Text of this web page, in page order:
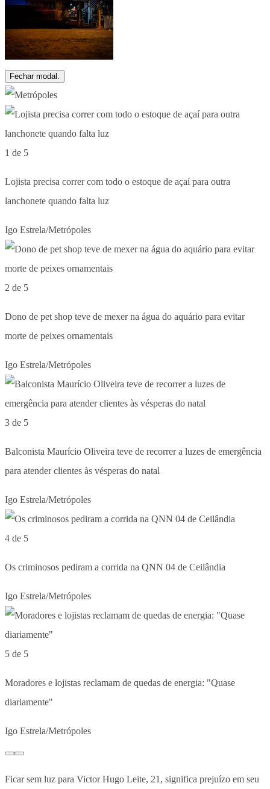
Fechar modal.
1 de 5
Lojista precisa correr com todo o estoque de açaí para outra
lanchonete quando falta luz
Igo Estrela/Metrópoles
2 de 5
Dono de pet shop teve de mexer na água do aquário para evitar
morte de peixes ornamentais
Igo Estrela/Metrópoles
3 de 5
Balconista Maurício Oliveira teve de recorrer a luzes de emergência
para atender clientes às vésperas do natal
Igo Estrela/Metrópoles
4 de 5
Os criminosos pediram a corrida na QNN 04 de Ceilândia
Igo Estrela/Metrópoles
5 de 5
Moradores e lojistas reclamam de quedas de energia: "Quase
diariamente"
Igo Estrela/Metrópoles
Ficar sem luz para Victor Hugo Leite, 21, significa prejuízo em seu